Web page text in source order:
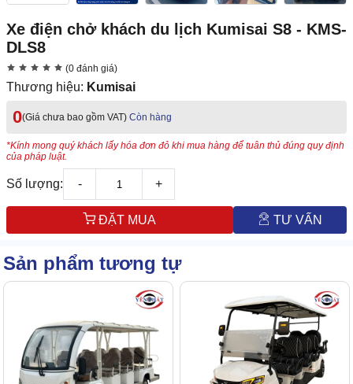
Xe điện chở khách du lịch Kumisai S8 - KMS-
DLS8
(0 đánh giá)
Thương hiệu: Kumisai
0(Giá chưa bao gồm VAT) Còn hàng
*Kính mong quý khách lấy hóa đơn đỏ khi mua hàng để tuân thủ đúng quy định
của pháp luật.
Số lượng: - +
ĐẶT MUA TƯ VẤN
Sản phẩm tương tự